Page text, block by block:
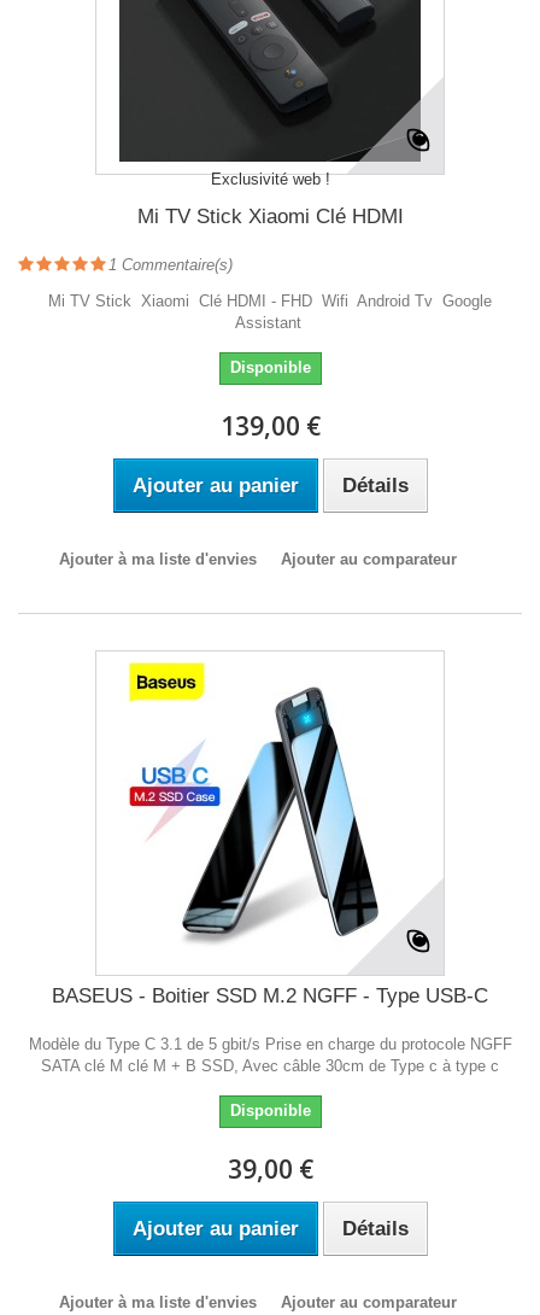
Exclusivité web !
Mi TV Stick Xiaomi Clé HDMI
1 Commentaire(s)
Mi TV Stick Xiaomi Clé HDMI - FHD Wifi Android Tv Google
Assistant
Disponible
139,00 €
Ajouter au panier Détails
Ajouter à ma liste d'envies Ajouter au comparateur
BASEUS - Boitier SSD M.2 NGFF - Type USB-C
Modèle du Type C 3.1 de 5 gbit/s Prise en charge du protocole NGFF
SATA clé M clé M + B SSD, Avec câble 30cm de Type c à type c
Disponible
39,00 €
Ajouter au panier Détails
Ajouter à ma liste d'envies Ajouter au comparateur